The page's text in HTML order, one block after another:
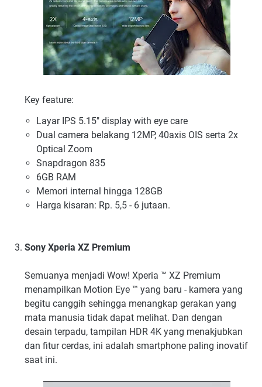
Key feature:
Layar IPS 5.15" display with eye care
Dual camera belakang 12MP, 40axis OIS serta 2x
Optical Zoom
Snapdragon 835
6GB RAM
Memori internal hingga 128GB
Harga kisaran: Rp. 5,5 - 6 jutaan.
Sony Xperia XZ Premium
Semuanya menjadi Wow! Xperia ™ XZ Premium
menampilkan Motion Eye ™ yang baru - kamera yang
begitu canggih sehingga menangkap gerakan yang
mata manusia tidak dapat melihat. Dan dengan
desain terpadu, tampilan HDR 4K yang menakjubkan
dan fitur cerdas, ini adalah smartphone paling inovatif
saat ini.